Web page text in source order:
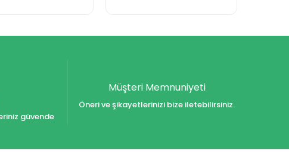
güvende
Müşteri Memnuniyeti
Öneri ve şikayetlerinizi bize iletebilirsiniz.